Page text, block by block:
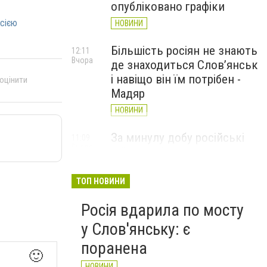
🙂
опубліковано графіки
НОВИНИ
Більшість росіян не знають
де знаходиться Слов’янськ
і навіщо він їм потрібен -
Мадяр
НОВИНИ
12:11
Вчора
За минулу добу російські
великої війни: 6 серпня
ТОП НОВИНИ
Росія вдарила по мосту
у Слов'янську: є
поранена